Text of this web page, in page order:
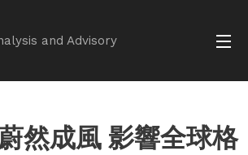
and Advisory
然成風 影響全球格